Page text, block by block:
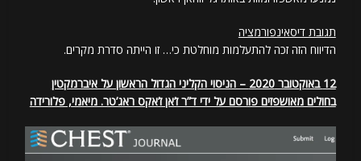
תגובת דיסאינפורמציה
הדיווח הזה זכה להתעלמות מוחלטת כי… זו הייתה סדרת מקרים.
12 באוקטובר 2020 – הניסוי הקליני הגדול הראשון על איברמקטין
בחולים מאושפזים פורסם על ידי ד”ר ז’אן ז’אקס ראג’טר. מיאמי, פלורידה